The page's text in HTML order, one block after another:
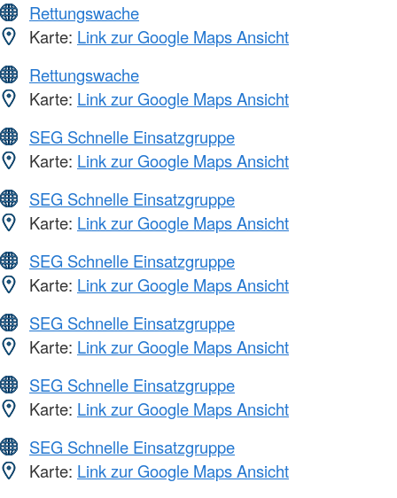
Rettungswache
Karte: Link zur Google Maps Ansicht
Rettungswache
Karte: Link zur Google Maps Ansicht
SEG Schnelle Einsatzgruppe
Karte: Link zur Google Maps Ansicht
SEG Schnelle Einsatzgruppe
Karte: Link zur Google Maps Ansicht
SEG Schnelle Einsatzgruppe
Karte: Link zur Google Maps Ansicht
SEG Schnelle Einsatzgruppe
Karte: Link zur Google Maps Ansicht
SEG Schnelle Einsatzgruppe
Karte: Link zur Google Maps Ansicht
SEG Schnelle Einsatzgruppe
Karte: Link zur Google Maps Ansicht